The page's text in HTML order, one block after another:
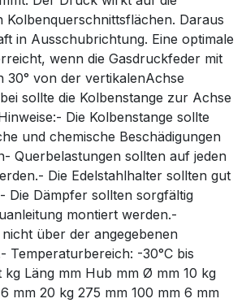
Kolbenquerschnittsflächen. Daraus
in Ausschubrichtung. Eine optimale
wenn die Gasdruckfeder mit
30° von der vertikalenAchse
sollte die Kolbenstange zur Achse
Die Kolbenstange sollte
und chemische Beschädigungen
Querbelastungen sollten auf jeden
Die Edelstahlhalter sollten gut
Die Dämpfer sollten sorgfältig
montiert werden.-
über der angegebenen
Temperaturbereich: -30°C bis
kg Läng mm Hub mm Ø mm 10 kg
mm 20 kg 275 mm 100 mm 6 mm